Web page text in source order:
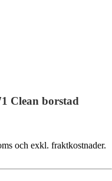
Clean borstad
och exkl. fraktkostnader.